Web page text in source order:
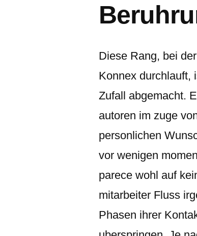
Diese Rang, bei
Konnex durchlauft,
Zufall abgemacht.
autoren im zuge
personlichen
vor wenigen
parece wohl auf
mitarbeiter Fluss
Phasen ihrer